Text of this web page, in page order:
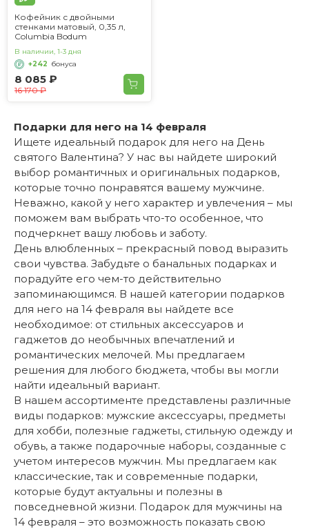
Кофейник с двойными
стенками матовый, 0,35 л,
Columbia Bodum
8 085 ₽
16 170 ₽
В наличии, 1-3 дня
+242 бонуса
Подарки для него на 14 февраля
Ищете идеальный подарок для него на День
святого Валентина? У нас вы найдете широкий
выбор романтичных и оригинальных подарков,
которые точно понравятся вашему мужчине.
Неважно, какой у него характер и увлечения – мы
поможем вам выбрать что-то особенное, что
подчеркнет вашу любовь и заботу.
День влюбленных – прекрасный повод выразить
свои чувства. Забудьте о банальных подарках и
порадуйте его чем-то действительно
запоминающимся. В нашей категории подарков
для него на 14 февраля вы найдете все
необходимое: от стильных аксессуаров и
гаджетов до необычных впечатлений и
романтических мелочей. Мы предлагаем
решения для любого бюджета, чтобы вы могли
найти идеальный вариант.
В нашем ассортименте представлены различные
виды подарков: мужские аксессуары, предметы
для хобби, полезные гаджеты, стильную одежду и
обувь, а также подарочные наборы, созданные с
учетом интересов мужчин. Мы предлагаем как
классические, так и современные подарки,
которые будут актуальны и полезны в
повседневной жизни. Подарок для мужчины на
14 февраля – это возможность показать свою